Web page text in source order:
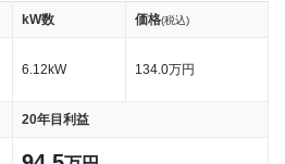
kW数 価格(税込)
6.12kW 134.0万円
20年目利益